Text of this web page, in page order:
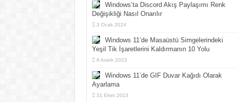
Windows’ta Discord Akış Paylaşımı Renk
Değişikliği Nasıl Onarılır
3 Ocak 2024
Windows 11’de Masaüstü Simgelerindeki
Yeşil Tik İşaretlerini Kaldırmanın 10 Yolu
6 Aralık 2023
Windows 11’de GIF Duvar Kağıdı Olarak
Ayarlama
31 Ekim 2023